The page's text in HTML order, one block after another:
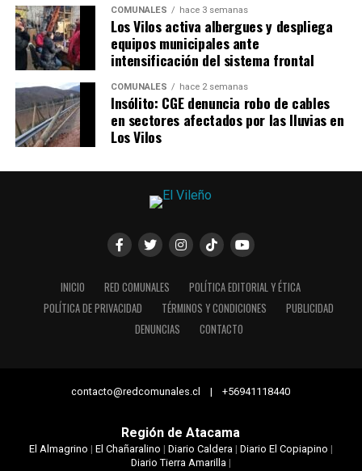
COMUNALES hace 3 semanas
Los Vilos activa albergues y despliega
equipos municipales ante
intensificación del sistema frontal
COMUNALES hace 2 semanas
Insólito: CGE denuncia robo de cables
en sectores afectados por las lluvias en
Los Vilos
INICIO RED COMUNALES
POLÍTICA EDITORIAL Y ÉTICA
POLÍTICA DE PRIVACIDAD
TÉRMINOS Y CONDICIONES
PUBLICIDAD
DENUNCIAS
CONTACTO
contacto@redcomunales.cl | +56941118440
Región de Atacama
El Almagrino | El Chañaralino | Diario Caldera | Diario El Copiapino |
Diario Tierra Amarilla |